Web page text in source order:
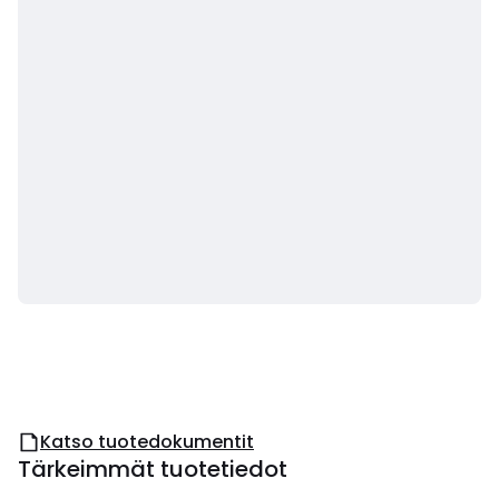
Katso tuotedokumentit
Tärkeimmät tuotetiedot